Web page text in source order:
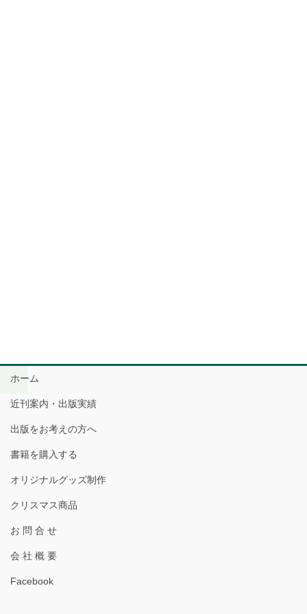
ホーム
近刊案内・出版実績
出版をお考えの方へ
書籍を購入する
オリジナルグッズ制作
クリスマス商品
お 問 合 せ
会 社 概 要
Facebook